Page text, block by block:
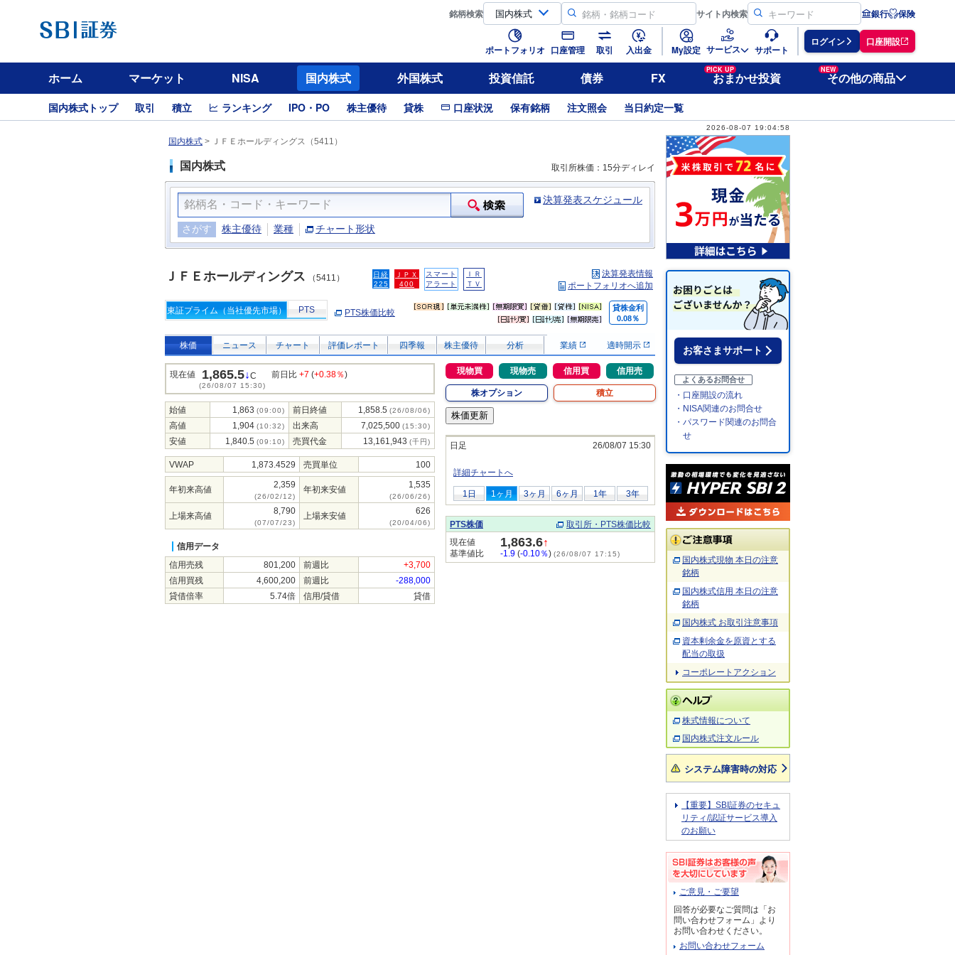
銘柄検索 サイト内検索 銀行 保険
ポートフォリオ 口座管理 取引 入出金 My設定 サービス サポート
ログイン 口座開設
ホーム マーケット NISA 国内株式 外国株式 投資信託 債券 FX
PICK UP
おまかせ投資
NEW
その他の商品
国内株式トップ 取引 積立 ランキング IPO・PO 株主優待 貸株 口座状況 保有銘柄 注文照会 当日約定一覧
2026-08-07 19:04:58
国内株式 > ＪＦＥホールディングス（5411）
国内株式 取引所株価：15分ディレイ
決算発表スケジュール
さがす 株主優待 業種 チャート形状
ＪＦＥホールディングス （5411）
日経
225
ＪＰＸ
400
スマート
アラート
ＩＲ
ＴＶ
決算発表情報
ポートフォリオへ追加
東証プライム（当社優先市場） PTS PTS株価比較
貸株金利
0.08％
株価 ニュース チャート 評価レポート 四季報 株主優待 分析 業績 適時開示
現在値 1,865.5↓C
(26/08/07 15:30)
前日比 +7 (+0.38％)
始値 1,863 (09:00) 前日終値 1,858.5 (26/08/06)
高値 1,904 (10:32) 出来高 7,025,500 (15:30)
安値 1,840.5 (09:10) 売買代金 13,161,943 (千円)
VWAP 1,873.4529 売買単位 100
年初来高値 2,359
(26/02/12)
年初来安値 1,535
(26/06/26)
上場来高値 8,790
(07/07/23)
上場来安値 626
(20/04/06)
信用データ
信用売残
801,200 前週比
+3,700
信用買残
4,600,200 前週比
-288,000
貸借倍率
5.74倍 信用/貸借 貸借
現物買 現物売 信用買 信用売
株オプション 積立
日足 26/08/07 15:30
詳細チャートへ
1日 1ヶ月 3ヶ月 6ヶ月 1年 3年
PTS株価
取引所・PTS株価比較
現在値
1,863.6↑
基準値比 -1.9 (-0.10％) (26/08/07 17:15)
お客さまサポート
よくあるお問合せ
・口座開設の流れ
・NISA関連のお問合せ
・パスワード関連のお問合
せ
国内株式現物 本日の注意
銘柄
国内株式信用 本日の注意
銘柄
国内株式 お取引注意事項
資本剰余金を原資とする
配当の取扱
コーポレートアクション
株式情報について
国内株式注文ルール
システム障害時の対応
【重要】SBI証券のセキュ
リティ/認証サービス導入
のお願い
ご意見・ご要望
回答が必要なご質問は「お
問い合わせフォーム」より
お問い合わせください。
お問い合わせフォーム